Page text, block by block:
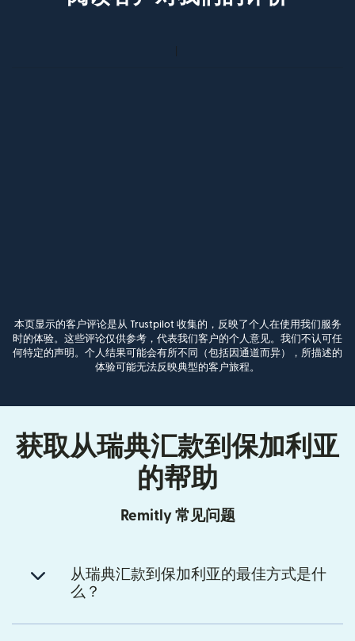
本页显示的客户评论是从 Trustpilot 收集的，反映了个人在使用我们服务
时的体验。这些评论仅供参考，代表我们客户的个人意见。我们不认可任
何特定的声明。个人结果可能会有所不同（包括因通道而异），所描述的
体验可能无法反映典型的客户旅程。
获取从瑞典汇款到保加利亚
的帮助
Remitly 常见问题
从瑞典汇款到保加利亚的最佳方式是什
么？